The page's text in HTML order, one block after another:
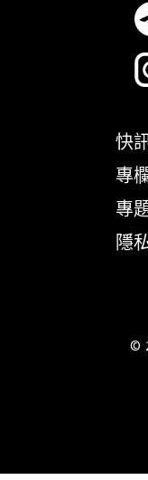
快
專
專
隱
©